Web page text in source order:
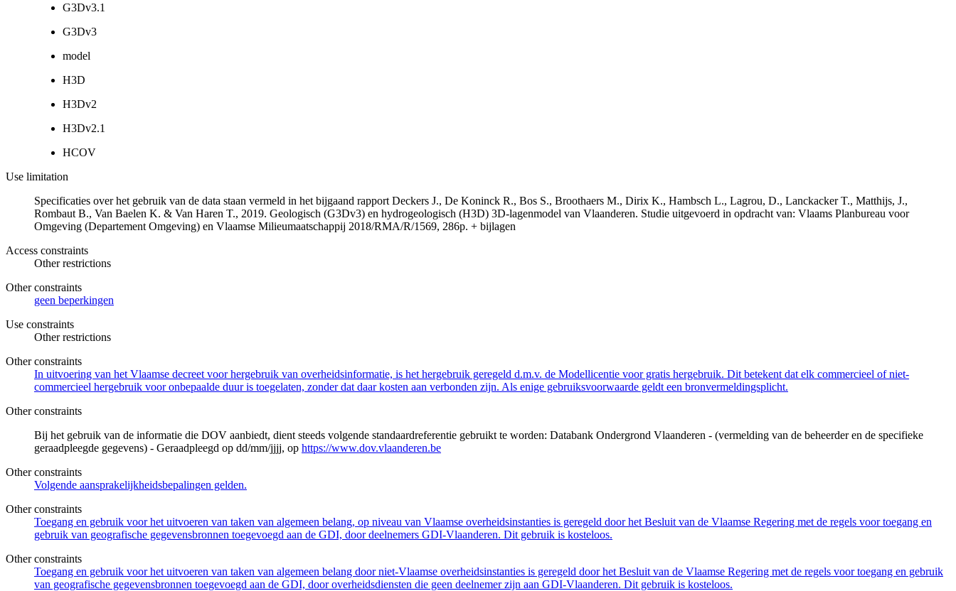
G3Dv3.1
G3Dv3
model
H3D
H3Dv2
H3Dv2.1
HCOV
Use limitation
Specificaties over het gebruik van de data staan vermeld in het bijgaand rapport Deckers J., De Koninck R., Bos S., Broothaers M., Dirix K., Hambsch L., Lagrou, D., Lanckacker T., Matthijs, J.,
Rombaut B., Van Baelen K. & Van Haren T., 2019. Geologisch (G3Dv3) en hydrogeologisch (H3D) 3D-lagenmodel van Vlaanderen. Studie uitgevoerd in opdracht van: Vlaams Planbureau voor
Omgeving (Departement Omgeving) en Vlaamse Milieumaatschappij 2018/RMA/R/1569, 286p. + bijlagen
Access constraints
Other restrictions
Other constraints
geen beperkingen
Use constraints
Other restrictions
Other constraints
In uitvoering van het Vlaamse decreet voor hergebruik van overheidsinformatie, is het hergebruik geregeld d.m.v. de Modellicentie voor gratis hergebruik. Dit betekent dat elk commercieel of niet-
commercieel hergebruik voor onbepaalde duur is toegelaten, zonder dat daar kosten aan verbonden zijn. Als enige gebruiksvoorwaarde geldt een bronvermeldingsplicht.
Other constraints
Bij het gebruik van de informatie die DOV aanbiedt, dient steeds volgende standaardreferentie gebruikt te worden: Databank Ondergrond Vlaanderen - (vermelding van de beheerder en de specifieke
geraadpleegde gegevens) - Geraadpleegd op dd/mm/jjjj, op https://www.dov.vlaanderen.be
Other constraints
Volgende aansprakelijkheidsbepalingen gelden.
Other constraints
Toegang en gebruik voor het uitvoeren van taken van algemeen belang, op niveau van Vlaamse overheidsinstanties is geregeld door het Besluit van de Vlaamse Regering met de regels voor toegang en
gebruik van geografische gegevensbronnen toegevoegd aan de GDI, door deelnemers GDI-Vlaanderen. Dit gebruik is kosteloos.
Other constraints
Toegang en gebruik voor het uitvoeren van taken van algemeen belang door niet-Vlaamse overheidsinstanties is geregeld door het Besluit van de Vlaamse Regering met de regels voor toegang en gebruik
van geografische gegevensbronnen toegevoegd aan de GDI, door overheidsdiensten die geen deelnemer zijn aan GDI-Vlaanderen. Dit gebruik is kosteloos.